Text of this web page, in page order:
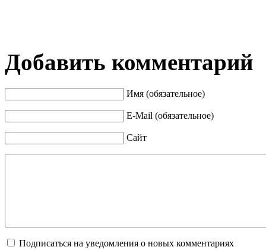
Добавить комментарий
Имя (обязательное)
E-Mail (обязательное)
Сайт
Подписаться на уведомления о новых комментариях